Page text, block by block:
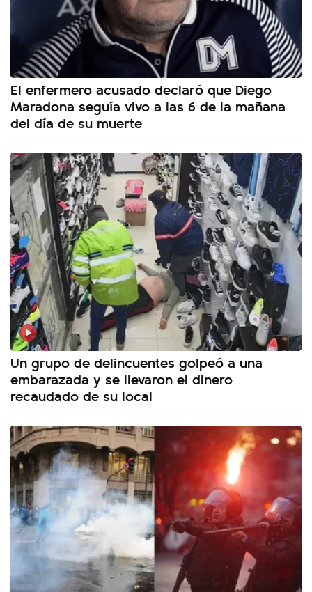
El enfermero acusado declaró que Diego
Maradona seguía vivo a las 6 de la mañana
del día de su muerte
Un grupo de delincuentes golpeó a una
embarazada y se llevaron el dinero
recaudado de su local